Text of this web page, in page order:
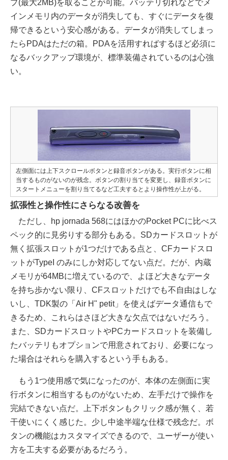
プ(最大2MB)を取ることが可能。バッテリ切れなどでメ
インメモリ内のデータが消失しても、すぐにデータを復
帰できるという安心感がある。データが消失してしまっ
たらPDAはただの箱。PDAを活用すればするほど必須に
なるバックアップ環境が、標準装備されているのは心強
い。
左側面には上下スクロールボタンと録音ボタンがある。実行ボタンに相
当するものがないのが残念。ボタンの割り当てを変更し、録音ボタンに
スタートメニューを割り当てるなど工夫するとより操作性が上がる。
拡張性と操作性にさらなる改善を
ただし、hp jornada 568にはほかのPocket PCに比べス
ペック的に見劣りする部分もある。SDカードスロットが
無く拡張スロットが1つだけである点と、CFカードスロ
ットがTypeI のみにしか対応してない点だ。だが、内蔵
メモリが64MBに増えているので、よほど大きなデータ
を持ち歩かない限り、CFスロットだけでも不自由はしな
いし、TDK製の「Air H" petit」を使えばデータ通信もで
きるため、これらはさほど大きな欠点ではないだろう。
また、SDカードスロットやPCカードスロットを装備し
たバッテリもオプションで用意されており、必要になっ
た場合はそれらを購入するという手もある。
もう1つ使用感で気になったのが、本体の左側面に実
行ボタンに相当するものがないため、左手だけで操作を
完結できない点だ。上下ボタンもクリック感が無く、若
干使いにくく感じた。少し中途半端な仕様で残念だ。ボ
タンの機能はカスタマイズできるので、ユーザーが使い
方を工夫する必要があるだろう。